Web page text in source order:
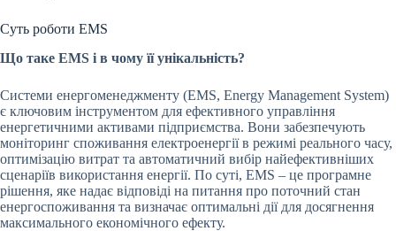
Суть роботи EMS
Що таке EMS і в чому її унікальність?
Системи енергоменеджменту (EMS, Energy Management System)
є ключовим інструментом для ефективного управління
енергетичними активами підприємства. Вони забезпечують
моніторинг споживання електроенергії в режимі реального часу,
оптимізацію витрат та автоматичний вибір найефективніших
сценаріїв використання енергії. По суті, EMS – це програмне
рішення, яке надає відповіді на питання про поточний стан
енергоспоживання та визначає оптимальні дії для досягнення
максимального економічного ефекту.